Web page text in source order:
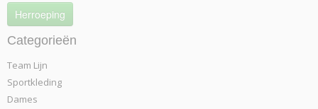
Herroeping
Categorieën
Team Lijn
Sportkleding
Dames